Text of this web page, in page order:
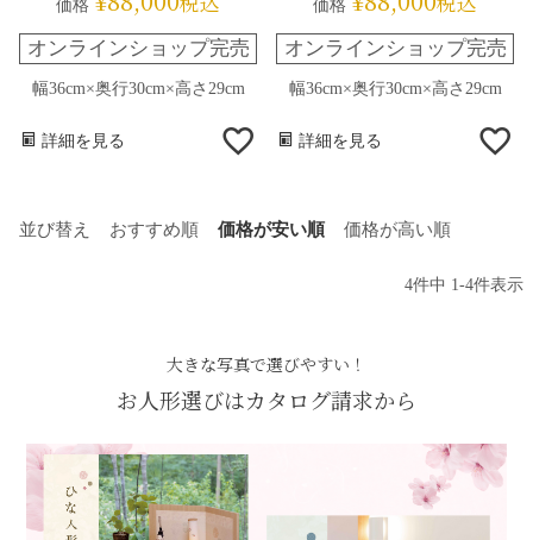
価格
オンラインショップ完売
幅36cm×奥行30cm×高さ29cm
詳細を見る
価格
オンラインショップ完売
幅36cm×奥行30cm×高さ29cm
詳細を見る
並び替え おすすめ順 価格が安い順 価格が高い順
4件中 1-4件表示
大きな写真で選びやすい！
お人形選びはカタログ請求から